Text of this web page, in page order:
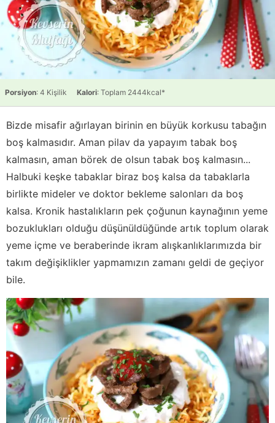
Porsiyon: 4 Kişilik Kalori: Toplam 2444kcal*
Bizde misafir ağırlayan birinin en büyük korkusu tabağın
boş kalmasıdır. Aman pilav da yapayım tabak boş
kalmasın, aman börek de olsun tabak boş kalmasın...
Halbuki keşke tabaklar biraz boş kalsa da tabaklarla
birlikte mideler ve doktor bekleme salonları da boş
kalsa. Kronik hastalıkların pek çoğunun kaynağının yeme
bozuklukları olduğu düşünüldüğünde artık toplum olarak
yeme içme ve beraberinde ikram alışkanlıklarımızda bir
takım değişiklikler yapmamızın zamanı geldi de geçiyor
bile.